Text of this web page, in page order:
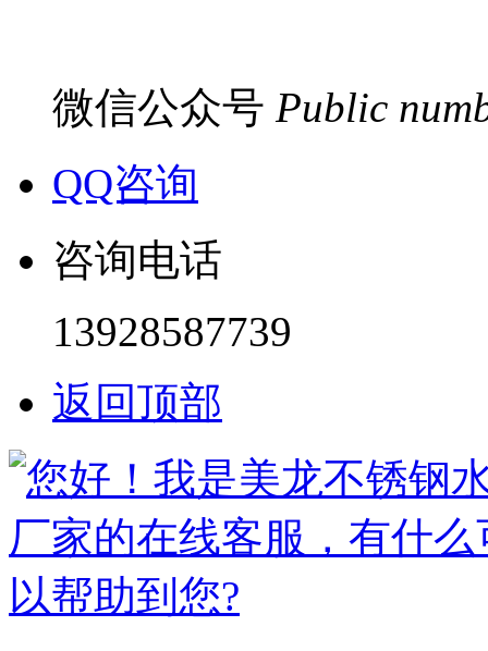
微信公众号 Public
QQ咨询
咨询电话
13928587739
返回顶部